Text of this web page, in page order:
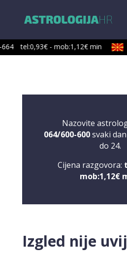
tel:0,93€ - mob:1,12€ min
Nazovite
064/600-600svaki
do 24.
Cijena razgovora:
mob:1,12€
Izgled nije